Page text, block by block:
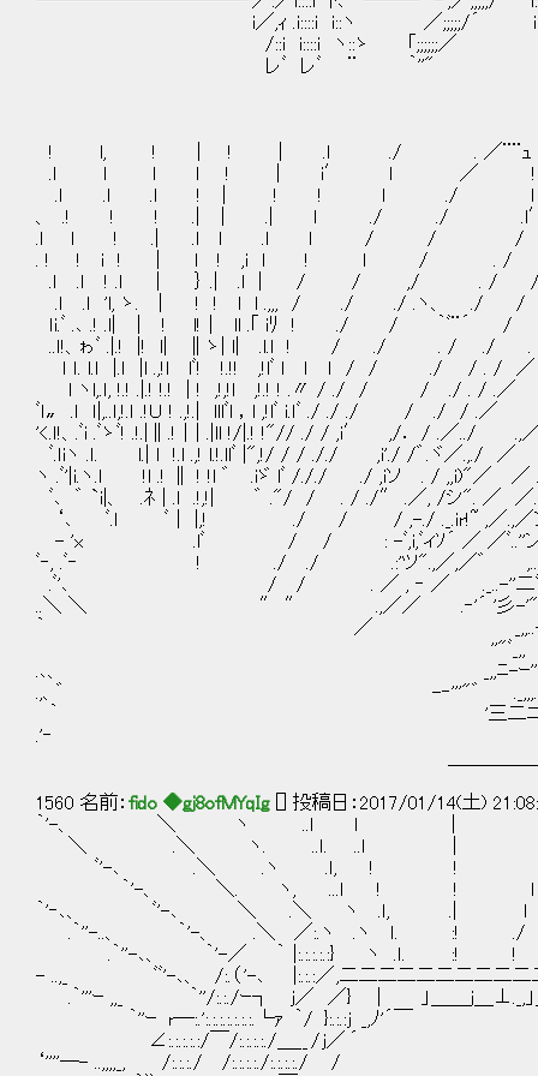
i／,ｨ .i::::i i::ヽ ／;;;;;/´ i:::ﾍ
/::i i::::i ヽ::ゝ 「;;;;;;／ ヽ::ﾉ
レﾞ レﾞ ¨ ｀''"
! l, ! | ! | .l ./ . ／
.ｌ l l l ! | i′ ｌ
.ｌ .l .l ! │ ! ! ｌ
、 .! ! ! .| │ .| l ./ ./
.ｌ l ! .| .l l .l l / / /
. ! ! i ! │ l ! ,i l ! l / .
.ｌ .ｌ ! .l │ ｝ .| .l │ / /
.ｌ .ｌ 'l, ゝ. | ! ! l l .,,, / ./ ./ .ヽ
ｌi.ﾞ .､ .! .l| │ ! l!│ ll .｢ iﾘ !
..ｌ!、ゎﾞ .|.! |! l| ∥ゝ| l| .l.l ! /
ｌ ｌ. l.ｌ |.ｌ |l .,!l lﾞ! !.!! ,!lﾞ l ｌ ｌ / /
l ヽl,.ｌ, !.! .|.! !.! | ! ,!,!l ,!.! ! .〃 / ./ / / ./
ﾞｌ〟 .ｌ ｌ|,..ｌ,!.ｌ .!Ｕ ! .,!.| lllﾞl ，l ,!lﾞ i.ｌﾞ
'<.ｌ!、.ﾞi .ﾞゝﾞ! .!.|∥.!│| .|ll !/|.! !"// ./ / ,i′ ,/．
ﾞ.ｌiヽ .ｌ. l.| l !.l .,! l.!.llﾞ |",!/ / / ././ ,i'./ /゛.ヾ／
ヽ .ﾞ'|i.ヽ.ｌ !l .! ∥ ! !l ゛ .iゞ lﾞ /././ ./ ,iソ . / ,,i)"
ﾞ､ ゛ `i|、 .ﾈ | .l .!,!| ゛ ."/ / . / ./″ .／, /シ". ／ ／
‘､ ﾞ.ｌ ﾞ│ |,! ./ / / ,-./ ._.ir!~ ,／.,／ンﾞ_,./
- 'x .lﾞ / / : -ﾞ,i,ﾞィｿ´ ／ ／ﾞ..''ン'" .,〟
ﾞ‐, .ﾞ‐ ! ./ ./ .:'ツ".,／,／゛ ,..イ!',ﾞ -'',ﾞ
.ﾞ'､ / / . ／ , ‐ ／ ._..-''二ﾞ'_ン
..＼ ＼ ″ ″ .,／／ .‐'´ '彡-'" .
｀ ／ _,,..-''″ .
''"ﾞ_,, ｰ''._,,, -'''''"゛
.､、 _,,ﾆ-ｰ'''"゛
.,、゛ -‐'''"゛ ._,,,.. -ｰ
｀ '三二ニﾆ＝
.'‐
1560 名前： fido ◆gj8ofMYqIg
[] 投稿日：2017/01/14(土)
｀'-、 ＼ ヽ ..ｌ
＼ .＼ ヽ. ..ｌ. ..ｌ
ﾞ'-､ .＼ .ヽ .ｌ, !
｀'-、 ＼. ヽ, ...ｌ ! !
｀'‐､、 ﾞ'-､ ＼ .＼ ヽ .ｌ
.｀''-..、 ｀'-、 .＼ ／:.ヽ .ヽ
.｀''-､、 ｀'-／ ｀ |:.:.:.:.:} ヽ .
- ..,_ ﾞﾞ'-､、 /:.（ '-､ |:.:.:／ ,二二二二二二二二
.｀'''ｰ ,,_ ｀''/:.:./ｰ┐ j／ ／} | 」＿＿j
｀''ｰ r―:.':.:.:.:.:.:.:.└ｧ ｀/ }:.:.:j _,ﾉ'´￣
∠:.:.:.:.:/￣/:.:.:.:./＿__ / j／ ´
‘''''―- ..,,,,_, /:.:.:./ /:.:.:.:./:.:.:.:./ /